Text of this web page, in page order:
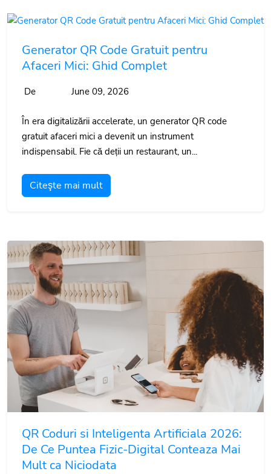
Generator QR Code Gratuit pentru
Afaceri Mici: Ghid Complet
De June 09, 2026
În era digitalizării accelerate, un generator QR code
gratuit afaceri mici a devenit un instrument
indispensabil. Fie că deții un restaurant, un...
Citeşte mai mult
QR Coduri si Inteligenta Artificiala 2026:
De Ce Puntea Fizic-Digital Conteaza Mai
Mult ca Niciodata